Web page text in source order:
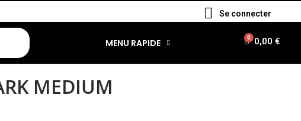
Se connecter
MENU RAPIDE 0,00 €
MEDIUM